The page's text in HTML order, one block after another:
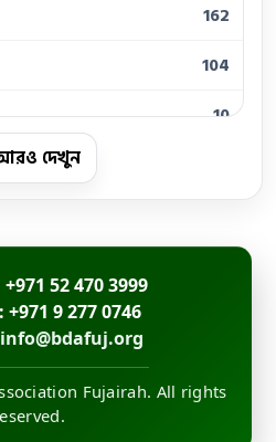
162
104
10
দেখুন
52 470 3999
9 277 0746
info@bdafuj.org
Fujairah. All rights